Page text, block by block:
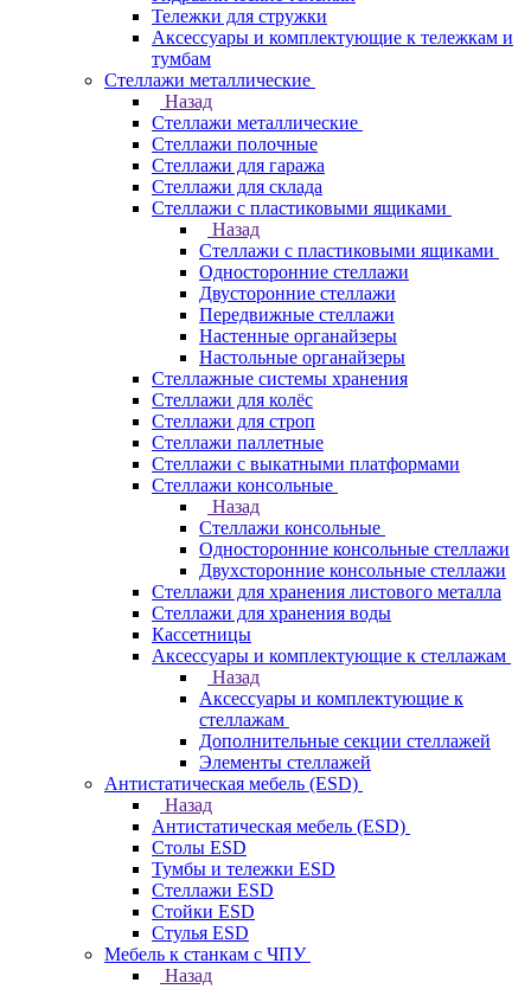
Тележки для стружки
Аксесcуары и комплектующие к тележкам и
тумбам
Стеллажи металлические
Назад
Стеллажи металлические
Стеллажи полочные
Стеллажи для гаража
Стеллажи для склада
Стеллажи с пластиковыми ящиками
Назад
Стеллажи с пластиковыми ящиками
Односторонние стеллажи
Двусторонние стеллажи
Передвижные стеллажи
Настенные органайзеры
Настольные органайзеры
Стеллажные системы хранения
Стеллажи для колёс
Стеллажи для строп
Стеллажи паллетные
Стеллажи с выкатными платформами
Стеллажи консольные
Назад
Стеллажи консольные
Односторонние консольные стеллажи
Двухсторонние консольные стеллажи
Стеллажи для хранения листового металла
Стеллажи для хранения воды
Кассетницы
Аксесcуары и комплектующие к стеллажам
Назад
Аксесcуары и комплектующие к
стеллажам
Дополнительные секции стеллажей
Элементы стеллажей
Антистатическая мебель (ESD)
Назад
Антистатическая мебель (ESD)
Столы ESD
Тумбы и тележки ESD
Стеллажи ESD
Стойки ESD
Стулья ESD
Мебель к станкам с ЧПУ
Назад